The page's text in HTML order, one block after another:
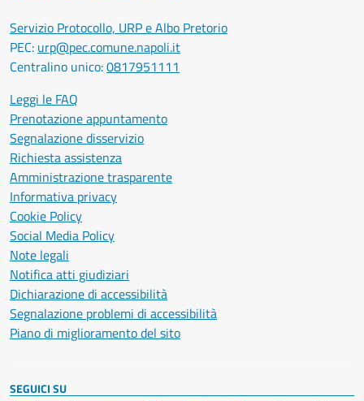
Servizio Protocollo, URP e Albo Pretorio
PEC: urp@pec.comune.napoli.it
Centralino unico:0817951111
Leggi le FAQ
Prenotazione appuntamento
Segnalazione disservizio
Richiesta assistenza
Amministrazione trasparente
Informativa privacy
Cookie Policy
Social Media Policy
Note legali
Notifica atti giudiziari
Dichiarazione di accessibilità
Segnalazione problemi di accessibilità
Piano di miglioramento del sito
SEGUICI SU